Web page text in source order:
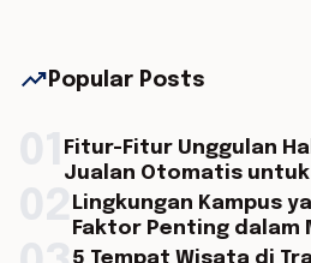
trending_up Popular Posts
Fitur-Fitur Unggulan
Jualan Otomatis untuk
Lingkungan Kampus
Faktor Penting dalam
5 Tempat Wisata di